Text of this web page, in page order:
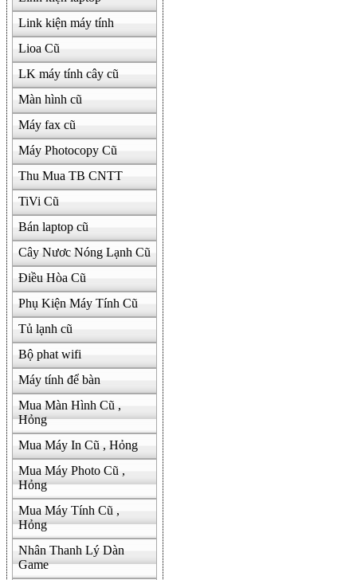
Link kiện máy tính
Lioa Cũ
LK máy tính cây cũ
Màn hình cũ
Máy fax cũ
Máy Photocopy Cũ
Thu Mua TB CNTT
TiVi Cũ
Bán laptop cũ
Cây Nươc Nóng Lạnh Cũ
Điều Hòa Cũ
Phụ Kiện Máy Tính Cũ
Tủ lạnh cũ
Bộ phat wifi
Máy tính để bàn
Mua Màn Hình Cũ ,
Hỏng
Mua Máy In Cũ , Hỏng
Mua Máy Photo Cũ ,
Hỏng
Mua Máy Tính Cũ ,
Hỏng
Nhân Thanh Lý Dàn
Game